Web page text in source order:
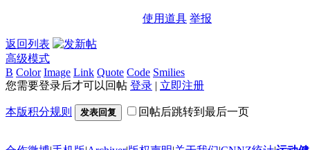
使用道具 举报
返回列表
高级模式
B Color Image Link Quote Code Smilies
您需要登录后才可以回帖 登录 | 立即注册
本版积分规则 发表回复 回帖后跳转到最后一页